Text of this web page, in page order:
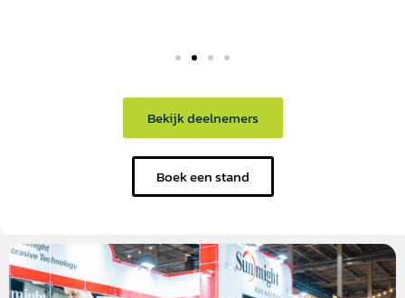
Bekijk deelnemers
Boek een stand